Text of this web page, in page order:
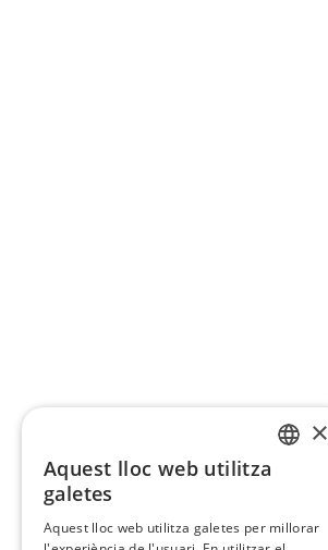
×
Aquest lloc web utilitza
galetes
Aquest lloc web utilitza galetes per millorar